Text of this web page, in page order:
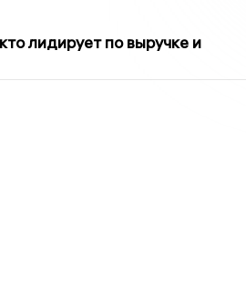
лидирует по выручке и